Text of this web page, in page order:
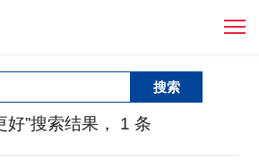
搜索
好”搜索结果， 1 条